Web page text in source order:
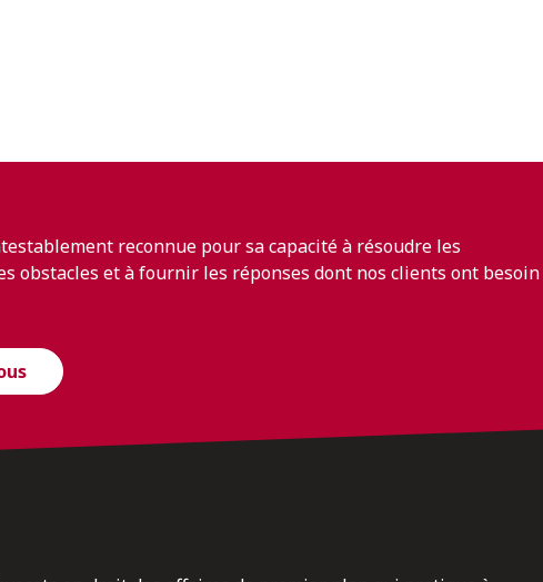
reconnue pour sa capacité à résoudre les
obstacles et à fournir les réponses dont nos clients ont besoin